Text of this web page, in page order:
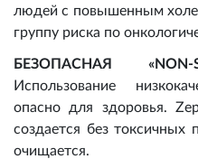
людей с повышенным
группу риска по
БЕЗОПАСНАЯ
Использование
опасно для здоровья.
создается без токсичных
очищается.